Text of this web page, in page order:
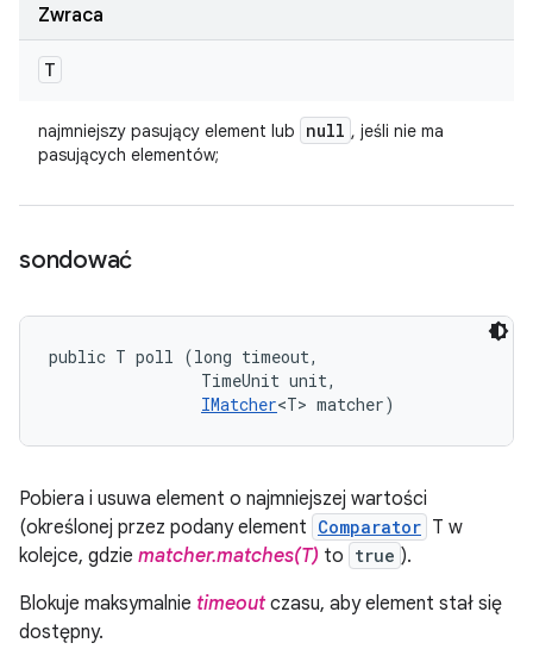
Zwraca
T
najmniejszy pasujący element lub null , jeśli nie ma
pasujących elementów;
sondować
public T poll (long timeout,
                TimeUnit unit,
IMatcher<T> matcher)
Pobiera i usuwa element o najmniejszej wartości
(określonej przez podany element Comparator T w
kolejce, gdzie matcher.matches(T) to true ).
Blokuje maksymalnie timeoutczasu, aby element stał się
dostępny.